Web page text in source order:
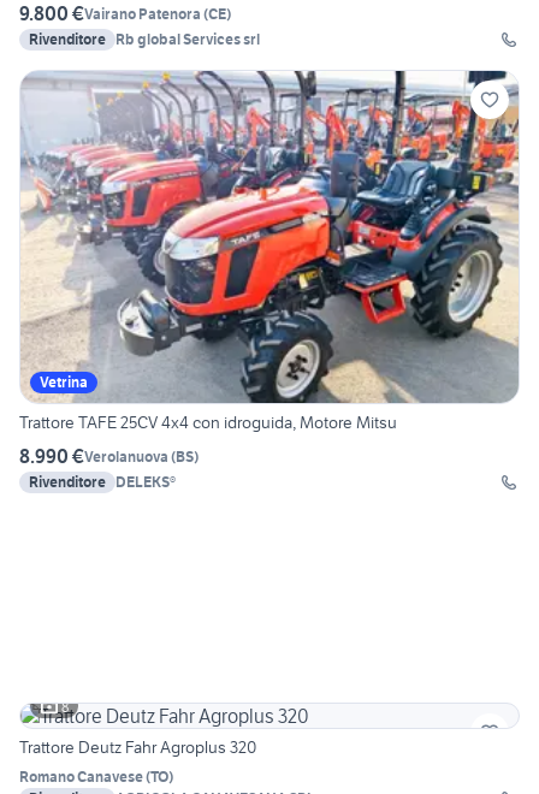
9.800 €Vairano Patenora (CE)
Rivenditore Rb global Services srl
Vetrina
Trattore TAFE 25CV 4x4 con idroguida, Motore Mitsu
8.990 €Verolanuova (BS)
Rivenditore DELEKS®
8
Trattore Deutz Fahr Agroplus 320
Romano Canavese(TO)